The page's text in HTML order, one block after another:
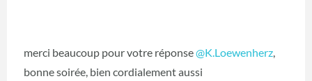
merci beaucoup pour votre réponse@K.Loewenherz‍,
bonne soirée, bien cordialement aussi